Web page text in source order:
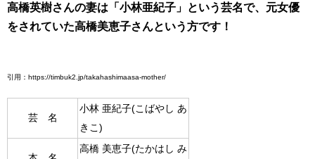
高橋英樹さんの妻は「小林亜紀子」という芸名で、元女優
をされていた高橋美恵子さんという方です！
引用：https://timbuk2.jp/takahashimaasa-mother/
芸 名
小林 亜紀子(こばやし あ
きこ)
高橋 美恵子(たかはし み